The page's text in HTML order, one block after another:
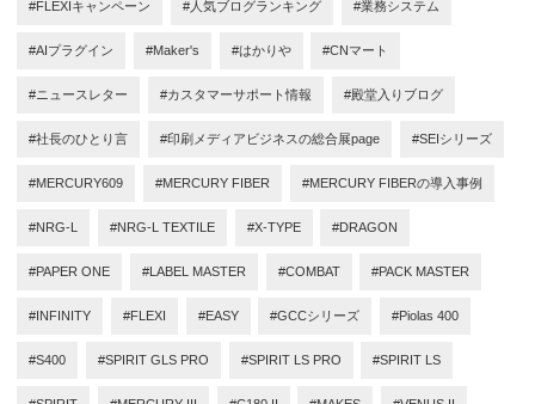
#FLEXIキャンペーン #人気ブログランキング #業務システム
#AIプラグイン #Maker's #はかりや #CNマート
#ニュースレター #カスタマーサポート情報 #殿堂入りブログ
#社長のひとり言 #印刷メディアビジネスの総合展page #SEIシリーズ
#MERCURY609 #MERCURY FIBER #MERCURY FIBERの導入事例
#NRG-L #NRG-L TEXTILE #X-TYPE #DRAGON
#PAPER ONE #LABEL MASTER #COMBAT #PACK MASTER
#INFINITY #FLEXI #EASY #GCCシリーズ #Piolas 400
#S400 #SPIRIT GLS PRO #SPIRIT LS PRO #SPIRIT LS